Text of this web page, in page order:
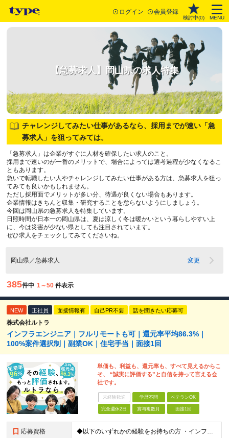
ログイン 会員登録
検討中(0) MENU
【急募求人】岡山県の求人特集
チャレンジしてみたい仕事があるなら、採用までが速い「急
募求人」を狙ってみては。
「急募求人」は企業がすぐに人材を確保したい求人のこと。
採用まで速いのが一番のメリットで、場合によっては選考過程が少なくなるこ
ともあります。
急いで転職したい人やチャレンジしてみたい仕事がある方は、急募求人を狙っ
てみても良いかもしれません。
ただし採用面でメリットが多い分、待遇が良くない場合もあります。
企業情報はきちんと収集・研究することを怠らないようにしましょう。
今回は岡山県の急募求人を特集しています。
日照時間が日本一の岡山県は、夏は涼しく冬は暖かいという暮らしやすい上
に、今は災害が少ない県としても注目されています。
ぜひ求人をチェックしてみてくださいね。
岡山県／急募求人 変更
385件中 1～50 件表示
NEW 正社員 面接情報有 自己PR不要 話を聞きたい応募可
株式会社ルトラ
インフラエンジニア｜フルリモートも可｜還元率平均86.3%｜
100%案件選択制｜副業OK｜住宅手当｜面接1回
単価も、利益も、還元率も、すべて見えるからこ
そ、 “誠実に評価する”と自信を持って言える会
社です。
未経験歓迎 学歴不問 ベテランOK
完全週休2日 賞与複数月 面接1回
応募資格 ◆以下のいずれかの経験をお持ちの方 ・インフラ設計・構築の実務経験（オンプレ/クラウドどちらもOK） ・クラウド環境下での運用保守に関する実務経験 ◆学歴不問 ＜こんな方は特に歓迎します＞ ◎これま